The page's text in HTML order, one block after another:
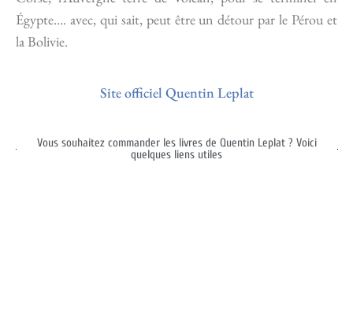
Égypte…. avec, qui sait, peut être un détour par le Pérou et
la Bolivie.
Site officiel Quentin Leplat
Vous souhaitez commander les livres de Quentin Leplat ? Voici
quelques liens utiles